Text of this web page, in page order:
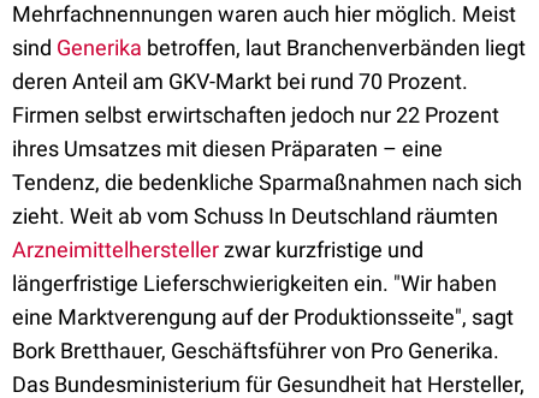
Mehrfachnennungen waren auch hier möglich. Meist
sind Generika betroffen, laut Branchenverbänden liegt
deren Anteil am GKV-Markt bei rund 70 Prozent.
Firmen selbst erwirtschaften jedoch nur 22 Prozent
ihres Umsatzes mit diesen Präparaten – eine
Tendenz, die bedenkliche Sparmaßnahmen nach sich
zieht. Weit ab vom Schuss In Deutschland räumten
Arzneimittelherstellerzwar kurzfristige und
längerfristige Lieferschwierigkeiten ein. "Wir haben
eine Marktverengung auf der Produktionsseite", sagt
Bork Bretthauer, Geschäftsführer von Pro Generika.
Das Bundesministerium für Gesundheit hat Hersteller,